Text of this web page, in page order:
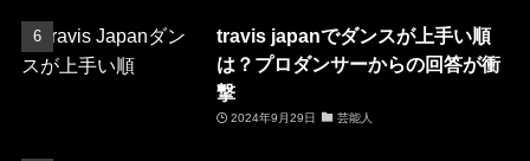
travis japanでダンスが上手い順
は？プロダンサーからの回答が衝
撃
2024年9月29日 芸能人